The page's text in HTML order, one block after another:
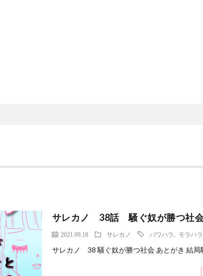
サレカノ 38話 騒ぐ奴が勝つ社
2021.09.18 サレカノ パワハラ モラハラ
サレカノ 38 騒ぐ奴が勝つ社会 あとがき 結局